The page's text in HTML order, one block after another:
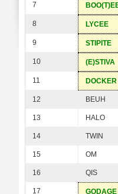
7
8 LYCEE
9 STIPITE
10 (E)STIVA
11 DOCKER
12 BEUH
13 HALO
14 TWIN
15 OM
16 QIS
17 GODAGE